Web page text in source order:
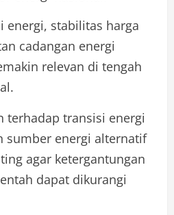
energi, stabilitas harga
cadangan energi
relevan di tengah
terhadap transisi energi
sumber energi alternatif
agar ketergantungan
dapat dikurangi